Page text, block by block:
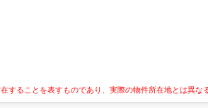
ることを表すものであり、実際の物件所在地とは異な